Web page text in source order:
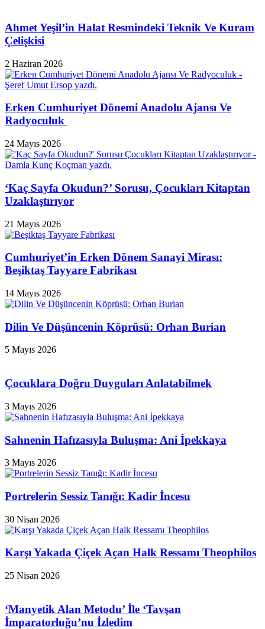
Ahmet Yeşil’in Halat Resmindeki Teknik Ve Kuram
Çelişkisi
2 Haziran 2026
Erken Cumhuriyet Dönemi Anadolu Ajansı Ve
Radyoculuk
24 Mayıs 2026
‘Kaç Sayfa Okudun?’ Sorusu, Çocukları Kitaptan
Uzaklaştırıyor
21 Mayıs 2026
Cumhuriyet’in Erken Dönem Sanayi Mirası:
Beşiktaş Tayyare Fabrikası
14 Mayıs 2026
Dilin Ve Düşüncenin Köprüsü: Orhan Burian
5 Mayıs 2026
Çocuklara Doğru Duyguları Anlatabilmek
3 Mayıs 2026
Sahnenin Hafızasıyla Buluşma: Ani İpekkaya
3 Mayıs 2026
Portrelerin Sessiz Tanığı: Kadir İncesu
30 Nisan 2026
Karşı Yakada Çiçek Açan Halk Ressamı Theophilos
25 Nisan 2026
‘Manyetik Alan Metodu’ İle ‘Tavşan
İmparatorluğu’nu İzledim